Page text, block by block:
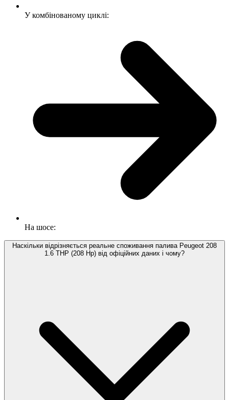
У комбінованому циклі:
На шосе:
Наскільки відрізняється реальне споживання палива Peugeot 208
1.6 THP (208 Hp) від офіційних даних і чому?